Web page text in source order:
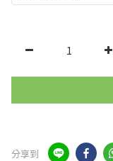
分享到